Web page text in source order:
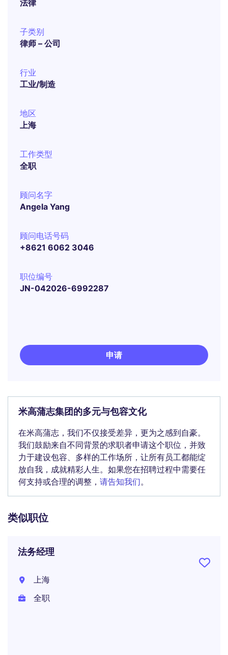
法律
子类别
律师 – 公司
行业
工业/制造
地区
上海
工作类型
全职
顾问名字
Angela Yang
顾问电话号码
+8621 6062 3046
职位编号
JN-042026-6992287
申请
米高蒲志集团的多元与包容文化
在米高蒲志，我们不仅接受差异，更为之感到自豪。
我们鼓励来自不同背景的求职者申请这个职位，并致
力于建设包容、多样的工作场所，让所有员工都能绽
放自我，成就精彩人生。如果您在招聘过程中需要任
何支持或合理的调整， 请告知我们。
类似职位
法务经理
上海
全职